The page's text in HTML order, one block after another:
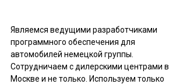
Являемся ведущими разработчиками
программного обеспечения для
автомобилей немецкой группы.
Сотрудничаем с дилерскими центрами в
Москве и не только. Используем только